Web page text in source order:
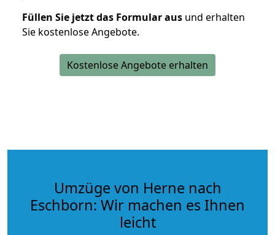
Füllen Sie jetzt das Formular aus und erhalten
Sie kostenlose Angebote.
Kostenlose Angebote erhalten
Umzüge von Herne nach
Eschborn: Wir machen es Ihnen
leicht